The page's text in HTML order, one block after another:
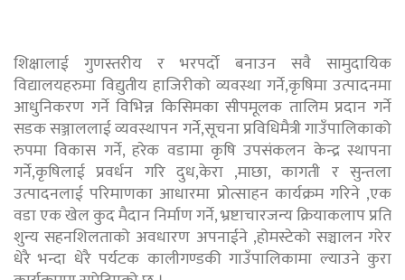
शिक्षालाई गुणस्तरीय र भरपर्दो बनाउन सवै सामुदायिक
विद्यालयहरुमा विद्युतीय हाजिरीको व्यवस्था गर्ने,कृषिमा उत्पादनमा
आधुनिकरण गर्ने विभिन्न किसिमका सीपमूलक तालिम प्रदान गर्ने
सडक सञ्जाललाई व्यवस्थापन गर्ने,सूचना प्रविधिमैत्री गाउँपालिकाको
रुपमा विकास गर्ने, हरेक वडामा कृषि उपसंकलन केन्द्र स्थापना
गर्ने,कृषिलाई प्रवर्धन गरि दुध,केरा ,माछा, कागती र सुन्तला
उत्पादनलाई परिमाणका आधारमा प्रोत्साहन कार्यक्रम गरिने ,एक
वडा एक खेल कुद मैदान निर्माण गर्ने, भ्रष्टाचारजन्य क्रियाकलाप प्रति
शुन्य सहनशिलताको अवधारण अपनाईने ,होमस्टेको सञ्चालन गरेर
धेरै भन्दा धेरै पर्यटक कालीगण्डकी गाउँपालिकामा ल्याउने कुरा